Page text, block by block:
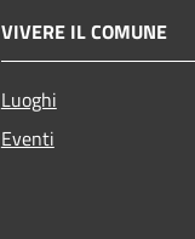
VIVERE IL COMUNE
Luoghi
Eventi